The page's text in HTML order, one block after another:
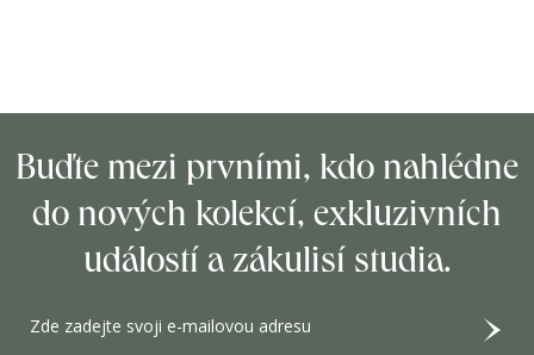
Buďte mezi prvními, kdo nahlédne
do nových kolekcí, exkluzivních
událostí a zákulisí studia.